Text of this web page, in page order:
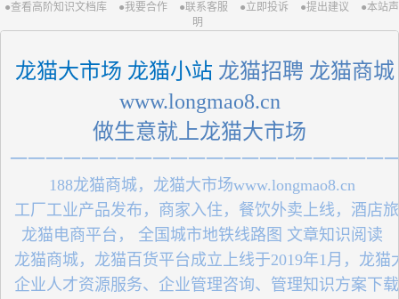
●查看高阶知识文档库 ●我要合作 ●联系客服 ●立即投诉 ●提出建议
●本站声
明
龙猫大市场 龙猫小站 龙猫招聘 龙猫商城
www.longmao8.cn
做生意就上龙猫大市场
一一一一一一一一一一一一一一一一一一一一一
188龙猫商城，龙猫大市场www.longmao8.cn
工厂工业产品发布，商家入住，餐饮外卖上线，酒店
龙猫电商平台， 全国城市地铁线路图 文章知识阅读
龙猫商城，龙猫百货平台成立上线于2019年1月，龙
企业人才资源服务、企业管理咨询、管理知识方案下